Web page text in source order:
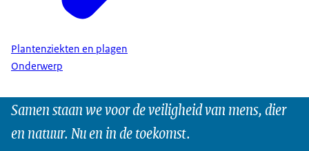
Plantenziekten en plagen
Onderwerp
Samen staan we voor de veiligheid van mens, dier
en natuur. Nu en in de toekomst.